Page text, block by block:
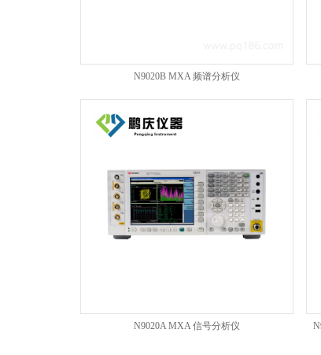
N9020B MXA 频谱分析仪
N9020A MXA 信号分析仪